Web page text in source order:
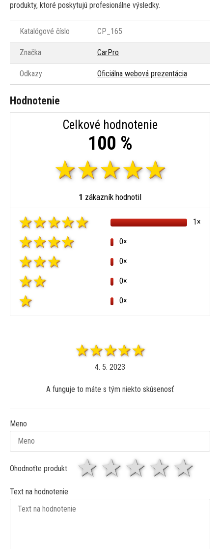
produkty, ktoré poskytujú profesionálne výsledky.
Katalógové číslo CP_165
Značka CarPro
Odkazy Oficiálna webová prezentácia
Hodnotenie
Celkové hodnotenie
100 %
1 zákazník hodnotil
1×
0×
0×
0×
0×
4. 5. 2023
A funguje to máte s tým niekto skúsenosť
Meno
Ohodnoťte produkt: 4
3
2 hviezdy
1 hviezda
Text na hodnotenie